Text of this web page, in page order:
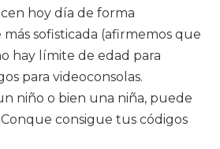
hoy día de forma
sofisticada (afirmemos que
hay límite de edad para
para videoconsolas.
niño o bien una niña, puede
consigue tus códigos